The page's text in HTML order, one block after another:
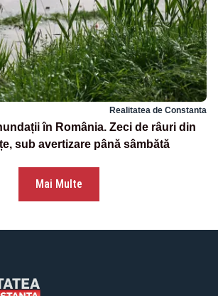
Realitatea de Constanta
în România. Zeci de râuri din
sub avertizare până sâmbătă
Mai Multe